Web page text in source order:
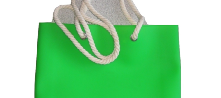
Silikoninis krepšys